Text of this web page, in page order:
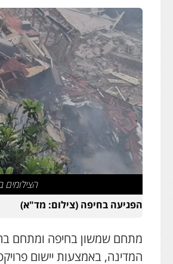
הצילומים
הפגיעה בחיפה (צילום: מד"א)
מתחם שמשון בחיפה ומתחם
המדינה, באמצעות יישום